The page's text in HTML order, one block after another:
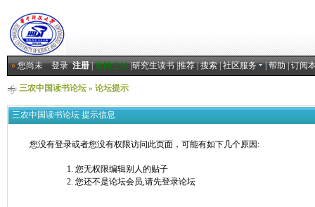
»您尚未登录 注册|返回主站|研究生读书|推荐|搜索|社区服务 |帮助|订阅
三农中国读书论坛» 论坛提示
三农中国读书论坛 提示信息
您没有登录或者您没有权限访问此页面，可能有如下几个原因:
您无权限编辑别人的贴子
您还不是论坛会员,请先登录论坛